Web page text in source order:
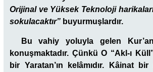
Orijinal ve Yüksek Teknoloji
sokulacaktır” buyurmuşlardır.
Bu vahiy yoluyla gelen
konuşmaktadır. Çünkü O “Akl-ı
bir Yaratan’ın kelâmıdır. Kâinat